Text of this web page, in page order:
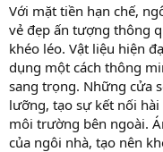
Với mặt tiền hạn chế,
vẻ đẹp ấn tượng thông
khéo léo. Vật liệu hiện
dụng một cách thông
sang trọng. Những cửa
lưỡng, tạo sự kết nối
môi trường bên ngoài.
của ngôi nhà, tạo nên